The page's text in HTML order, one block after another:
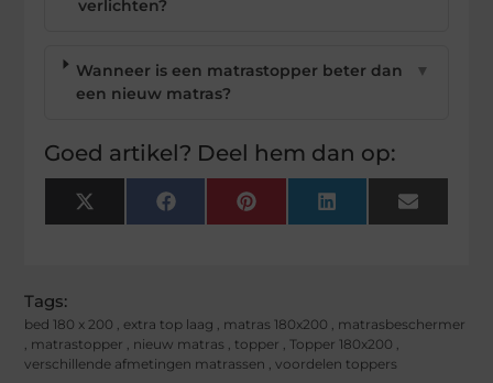
verlichten?
Wanneer is een matrastopper beter dan
een nieuw matras?
▼
Goed artikel? Deel hem dan op:
X
(Twitter)
FacebookPinterest LinkedIn Email
Tags:
bed 180 x 200 extra top laag matras 180x200
matrasbeschermer
matrastopper nieuw matras topper Topper 180x200
verschillende afmetingen matrassen ,voordelen toppers